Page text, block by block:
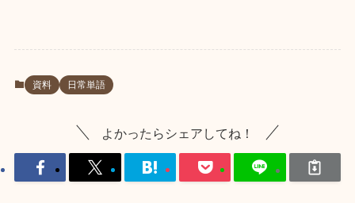
資料 日常単語
よかったらシェアしてね！